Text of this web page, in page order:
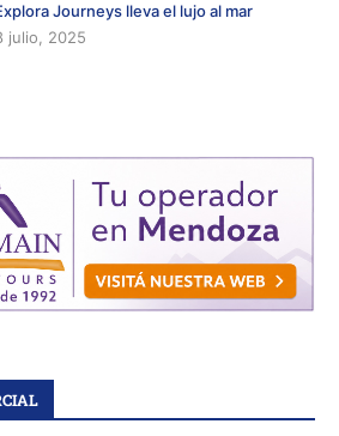
Journeys lleva el lujo al mar
julio, 2025